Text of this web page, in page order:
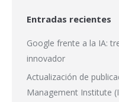
Entradas recientes
Google frente a la IA:
innovador
Actualización de
Management Institute